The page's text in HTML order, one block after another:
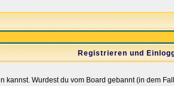
Registrieren und
Wurdest du vom Board gebannt (in dem